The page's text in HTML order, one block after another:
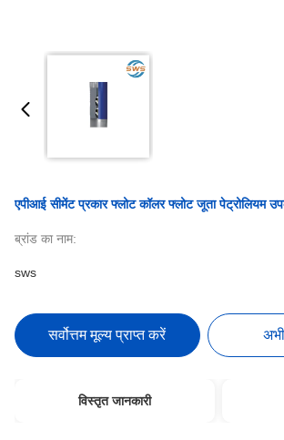
एपीआई सीमेंट प्रकार फ्लोट कॉलर फ्लोट जूता पेट्रोलियम
ब्रांड का नाम:
sws
सर्वोत्तम मूल्य प्राप्त करें
विस्तृत जानकारी